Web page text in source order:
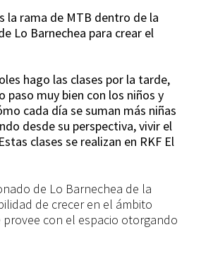
la rama de MTB dentro de la
Lo Barnechea para crear el
hago las clases por la tarde,
paso muy bien con los niños y
cada día se suman más niñas
desde su perspectiva, vivir el
Estas clases se realizan en RKF El
de Lo Barnechea de la
de crecer en el ámbito
con el espacio otorgando